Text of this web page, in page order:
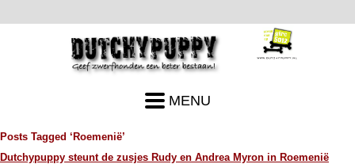
MENU
Posts Tagged ‘Roemenië’
Dutchypuppy steunt de zusjes Rudy en Andrea Myron in Roemenië